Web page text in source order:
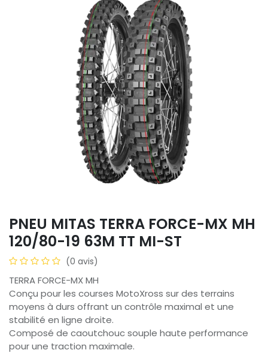
PNEU MITAS TERRA FORCE-MX MH
120/80-19 63M TT MI-ST
(0 avis)
TERRA FORCE-MX MH
Conçu pour les courses MotoXross sur des terrains
moyens à durs offrant un contrôle maximal et une
stabilité en ligne droite.
Composé de caoutchouc souple haute performance
pour une traction maximale.